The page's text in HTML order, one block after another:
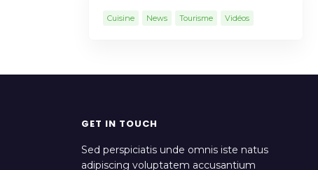
Cuisine News Tourisme Vidéos
GET IN TOUCH
Sed perspiciatis unde omnis iste natus
adipiscing voluptatem accusantium